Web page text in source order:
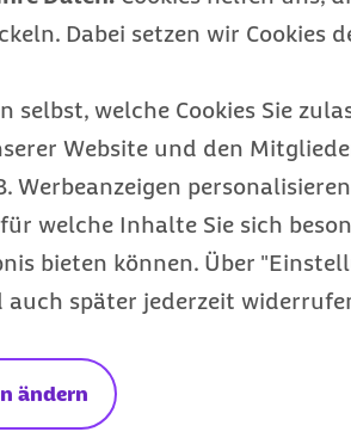
Dabei setzen wir Cookies
selbst, welche Cookies Sie
Website und den
Werbeanzeigen
welche Inhalte Sie sich
bieten können. Über
auch später jederzeit
ändern